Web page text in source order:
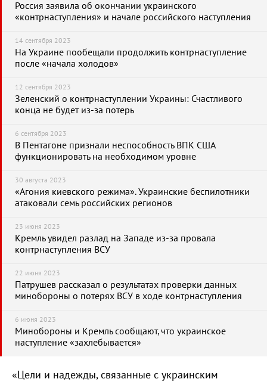
Россия заявила об окончании украинского
«контрнаступления» и начале российского наступления
14 сентября 2023
На Украине пообещали продолжить контрнаступление
после «начала холодов»
12 сентября 2023
Зеленский о контрнаступлении Украины: Счастливого
конца не будет из-за потерь
6 сентября 2023
В Пентагоне признали неспособность ВПК США
функционировать на необходимом уровне
30 августа 2023
«Агония киевского режима». Украинские беспилотники
атаковали семь российских регионов
23 июня 2023
Кремль увидел разлад на Западе из-за провала
контрнаступления ВСУ
22 июня 2023
Патрушев рассказал о результатах проверки данных
минобороны о потерях ВСУ в ходе контрнаступления
6 июня 2023
Минобороны и Кремль сообщают, что украинское
наступление «захлебывается»
«Цели и надежды, связанные с украинским